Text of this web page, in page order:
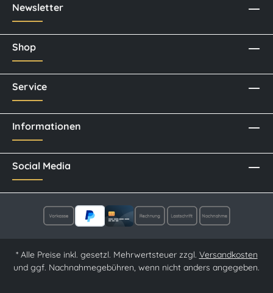
Newsletter
Social Media
Shop
Service
Informationen
* Alle Preise inkl. gesetzl. Mehrwertsteuer zzgl. Versandkosten
und ggf. Nachnahmegebühren, wenn nicht anders angegeben.